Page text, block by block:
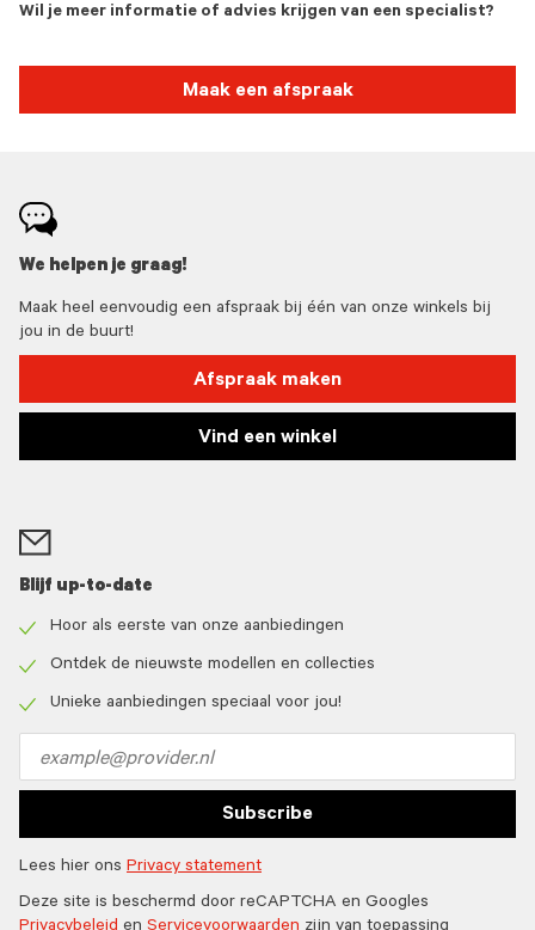
Wil je meer informatie of advies krijgen van een specialist?
Maak een afspraak
We helpen je graag!
Maak heel eenvoudig een afspraak bij één van onze winkels bij
jou in de buurt!
Afspraak maken
Vind een winkel
Blijf up-to-date
icon
Hoor als eerste van onze aanbiedingen
icon
Ontdek de nieuwste modellen en collecties
Unieke aanbiedingen speciaal voor jou!
address
Subscribe
Lees hier ons Privacy statement
Deze site is beschermd door reCAPTCHA en Googles